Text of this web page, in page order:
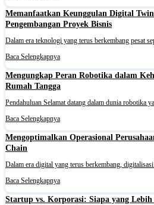
Memanfaatkan Keunggulan Digital
Pengembangan Proyek Bisnis
Baca Selengkapnya
Mengungkap Peran Robotika dalam
Rumah Tangga
Baca Selengkapnya
Mengoptimalkan Operasional
Chain
Baca Selengkapnya
Startup vs. Korporasi: Siapa yang